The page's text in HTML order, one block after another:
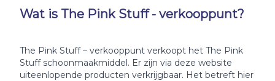
Wat is The Pink Stuff - verkooppunt?
The Pink Stuff – verkooppunt verkoopt het The Pink
Stuff schoonmaakmiddel. Er zijn via deze website
uiteenlopende producten verkrijgbaar. Het betreft hier